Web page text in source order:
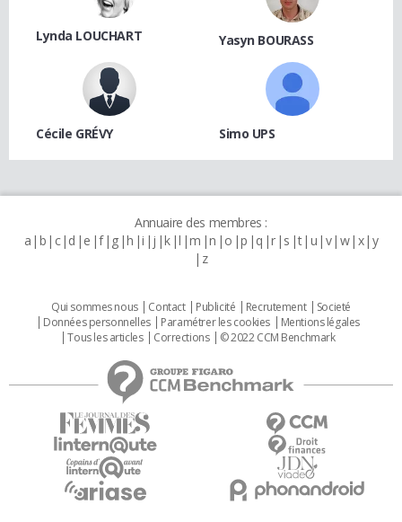
Lynda LOUCHART Yasyn BOURASS
Cécile GRÉVY Simo UPS
Annuaire des membres :
a b c d e f g h i j k l m n o p q r s t u v w x y
z
Qui sommes nous Contact Publicité Recrutement
Societé
Données personnelles
Paramétrer les cookies
Mentions légales
Tous les articles
Corrections © 2022 CCM Benchmark